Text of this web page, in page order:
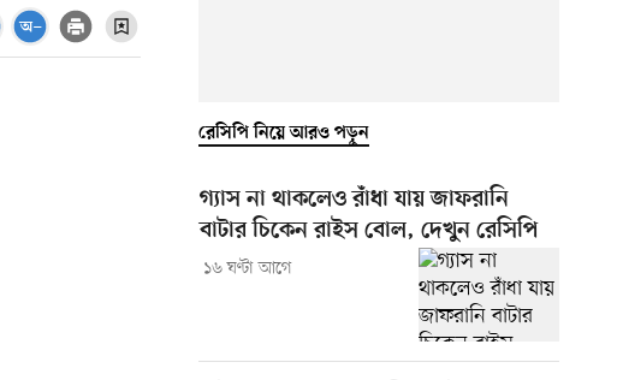
রেসিপি নিয়ে আরও পড়ুন
গ্যাস না থাকলেও রাঁধা যায় জাফরানি
বাটার চিকেন রাইস বোল, দেখুন রেসিপি
১৬ ঘণ্টা আগে